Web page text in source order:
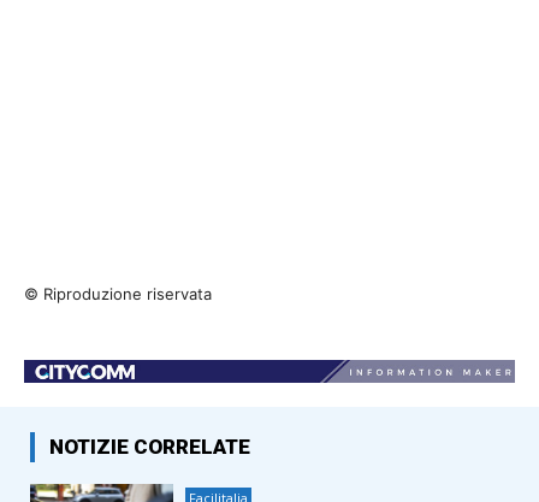
© Riproduzione riservata
NOTIZIE CORRELATE
Facilitalia